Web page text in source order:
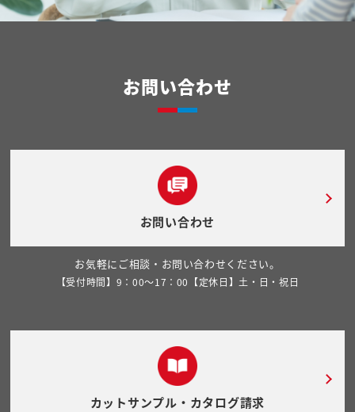
お問い合わせ
お問い合わせ
お気軽にご相談・お問い合わせください。
【受付時間】9：00～17：00【定休日】土・日・祝日
カットサンプル・カタログ請求